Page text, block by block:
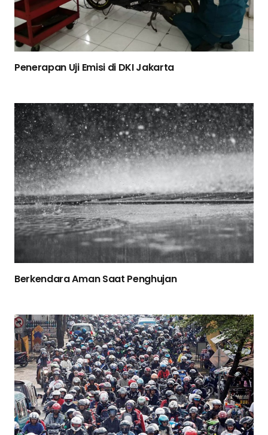
Penerapan Uji Emisi di DKI Jakarta
Berkendara Aman Saat Penghujan